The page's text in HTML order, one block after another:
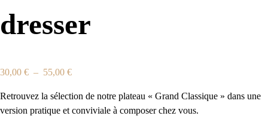
dresser
30,00 € – 55,00 €
prix :
30,00 €
Retrouvez la sélection de notre plateau « Grand Classique » dans une
version pratique et conviviale à composer chez vous.